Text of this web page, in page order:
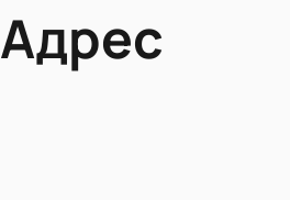
Адрес